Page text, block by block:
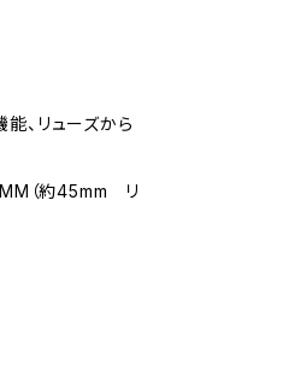
、リューズから
（約45mm リ